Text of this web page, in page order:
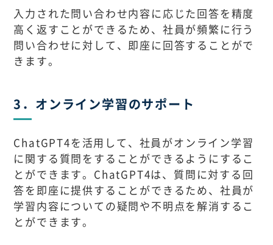
入力された問い合わせ内容に応じた回答を精度
高く返すことができるため、社員が頻繁に行う
問い合わせに対して、即座に回答することがで
きます。
3．オンライン学習のサポート
ChatGPT4を活用して、社員がオンライン学習
に関する質問をすることができるようにするこ
とができます。ChatGPT4は、質問に対する回
答を即座に提供することができるため、社員が
学習内容についての疑問や不明点を解消するこ
とができます。